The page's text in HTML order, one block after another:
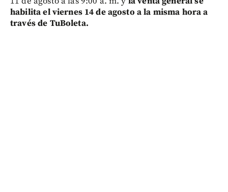
habilita el viernes 14 de agosto a la misma hora a
través de TuBoleta.